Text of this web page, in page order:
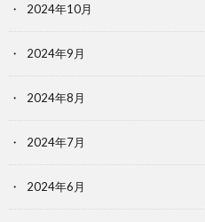
2024年10月
2024年9月
2024年8月
2024年7月
2024年6月